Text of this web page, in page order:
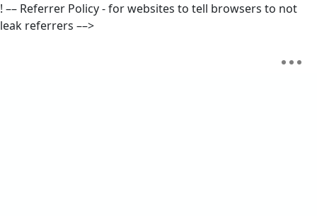
! –– Referrer Policy - for websites to tell browsers to not
leak referrers ––>